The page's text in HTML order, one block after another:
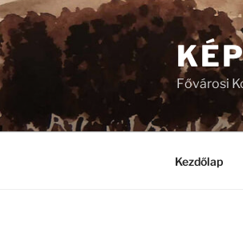
Tartalomhoz
Fővárosi
Kezdőlap